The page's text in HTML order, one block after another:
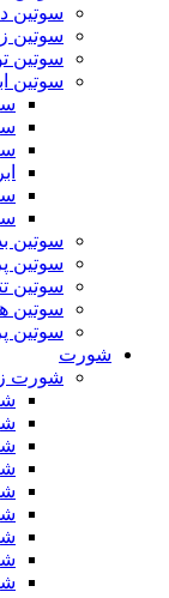
سوتین
سوتین
سوتین
سوتین
سوتین
سوتین
سوتین
سوتین
سوتین
شورت
شورت